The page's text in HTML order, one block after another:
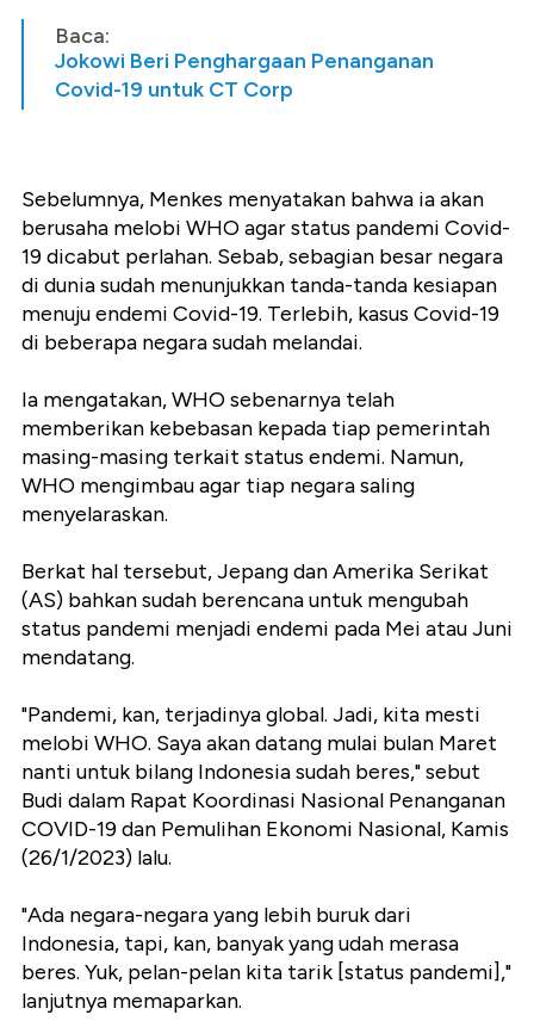
Baca:
Jokowi Beri Penghargaan Penanganan
Covid-19 untuk CT Corp
Sebelumnya, Menkes menyatakan bahwa ia akan
berusaha melobi WHO agar status pandemi Covid-
19 dicabut perlahan. Sebab, sebagian besar negara
di dunia sudah menunjukkan tanda-tanda kesiapan
menuju endemi Covid-19. Terlebih, kasus Covid-19
di beberapa negara sudah melandai.
Ia mengatakan, WHO sebenarnya telah
memberikan kebebasan kepada tiap pemerintah
masing-masing terkait status endemi. Namun,
WHO mengimbau agar tiap negara saling
menyelaraskan.
Berkat hal tersebut, Jepang dan Amerika Serikat
(AS) bahkan sudah berencana untuk mengubah
status pandemi menjadi endemi pada Mei atau Juni
mendatang.
"Pandemi, kan, terjadinya global. Jadi, kita mesti
melobi WHO. Saya akan datang mulai bulan Maret
nanti untuk bilang Indonesia sudah beres," sebut
Budi dalam Rapat Koordinasi Nasional Penanganan
COVID-19 dan Pemulihan Ekonomi Nasional, Kamis
(26/1/2023) lalu.
"Ada negara-negara yang lebih buruk dari
Indonesia, tapi, kan, banyak yang udah merasa
beres. Yuk, pelan-pelan kita tarik [status pandemi],"
lanjutnya memaparkan.